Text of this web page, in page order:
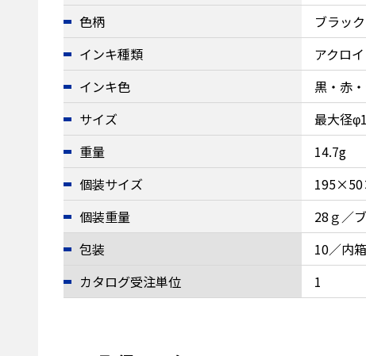
色柄
ブラック
インキ種類
アクロ
インキ色
黒・赤
サイズ
最大径
重量
14.7g
個装サイズ
個装重量
28ｇ／
包装
10／内
カタログ受注単位
1